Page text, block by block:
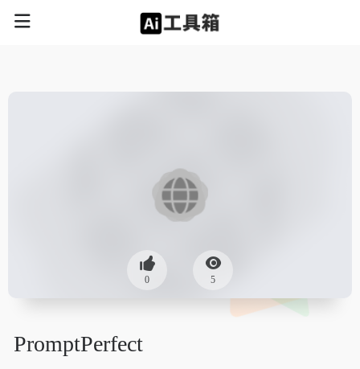
0 5
PromptPerfect